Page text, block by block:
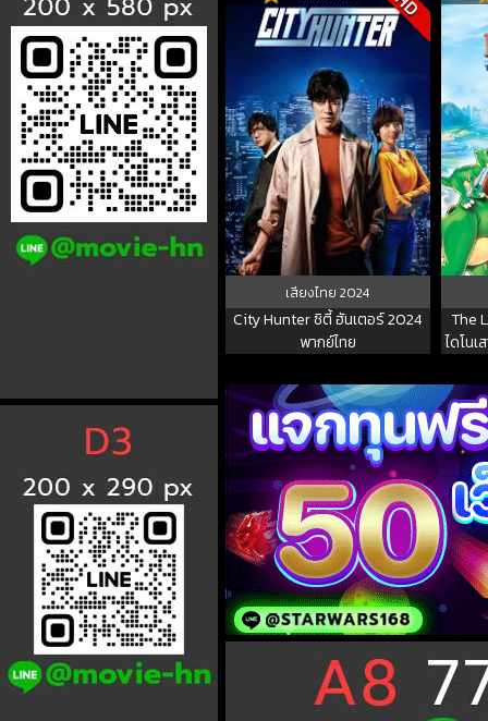
เสียงไทย2024
City Hunter ซิตี้ ฮันเตอร์ 2024
พากย์ไทย
The
ไดโนเ